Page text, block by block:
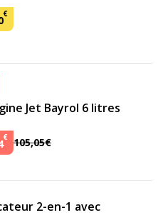
€
Jet Bayrol 6 litres
€ 105,05€
2-en-1 avec